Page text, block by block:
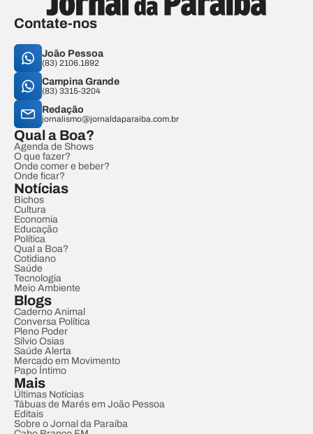
Contate-nos
João Pessoa
(83) 2106.1892
Campina Grande
(83) 3315-3204
Redação
jornalismo@jornaldaparaiba.com.br
Qual a Boa?
Agenda de Shows
O que fazer?
Onde comer e beber?
Onde ficar?
Notícias
Bichos
Cultura
Economia
Educação
Política
Qual a Boa?
Cotidiano
Saúde
Tecnologia
Meio Ambiente
Blogs
Caderno Animal
Conversa Política
Pleno Poder
Sílvio Osias
Saúde Alerta
Mercado em Movimento
Papo Íntimo
Mais
Últimas Notícias
Tábuas de Marés em João Pessoa
Editais
Sobre o Jornal da Paraíba